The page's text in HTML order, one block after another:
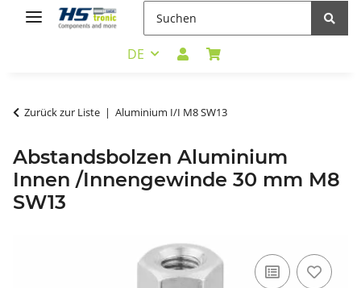
DE
Zurück zur Liste Aluminium I/I M8 SW13
Abstandsbolzen Aluminium
Innen /Innengewinde 30 mm M8
SW13